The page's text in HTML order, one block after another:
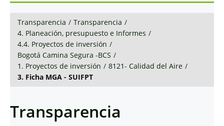
Transparencia / Transparencia /
4. Planeación, presupuesto e Informes /
4.4. Proyectos de inversión /
Bogotá Camina Segura -BCS /
1. Proyectos de inversión / 8121- Calidad del Aire /
3. Ficha MGA - SUIFPT
Transparencia